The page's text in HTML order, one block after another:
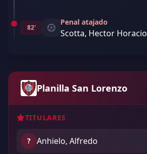
82'
Penal atajado
Scotta, Hector Horacio
Planilla San Lorenzo
TITULARES
? Anhielo, Alfredo